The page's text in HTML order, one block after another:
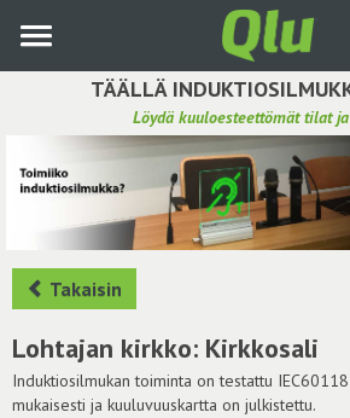
pääsisältöön
TÄÄLLÄ
Löydä kuuloesteettömät tilat
Etsi induktiosilmukka
Tee ehdotus ja vaikuta
Hae ehdotuksia
Käyttöohje
Yhteydenottopyyntö
Takaisin
Lohtajan kirkko: Kirkkosali
Induktiosilmukan toiminta on testattu
mukaisesti ja kuuluvuuskartta on julkistettu.